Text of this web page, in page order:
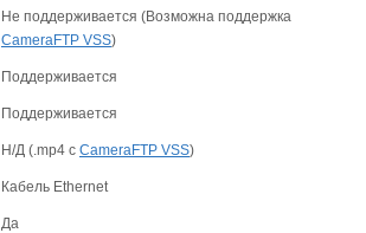
Не поддерживается (Возможна поддержка
CameraFTP VSS)
Поддерживается
Поддерживается
Н/Д (.mp4 с CameraFTP VSS)
Кабель Ethernet
Да